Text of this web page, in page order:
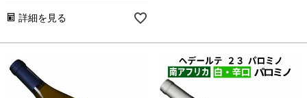
詳細を見る